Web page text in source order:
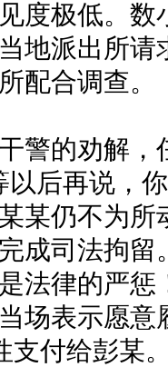
度极低。
地派出所
配合调查。
的劝解，
后再说，
某仍不为
成司法拘留
法律的严惩
场表示愿
支付给彭某